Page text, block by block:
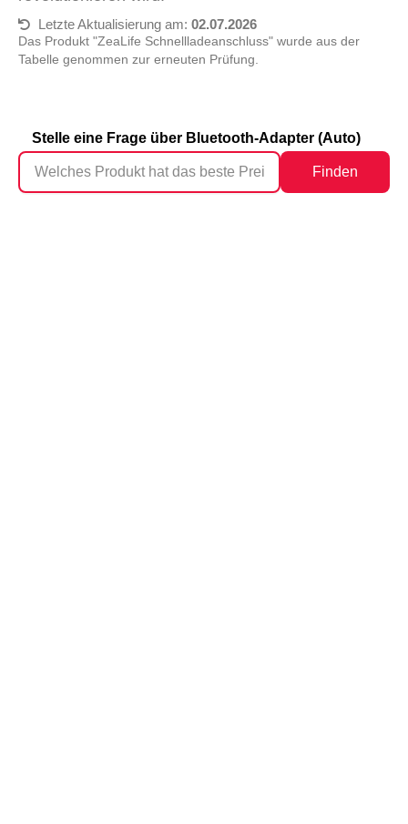
Letzte Aktualisierung am: 02.07.2026
Das Produkt "ZeaLife Schnellladeanschluss" wurde aus der
Tabelle genommen zur erneuten Prüfung.
Stelle eine Frage über Bluetooth-Adapter (Auto)
Finden